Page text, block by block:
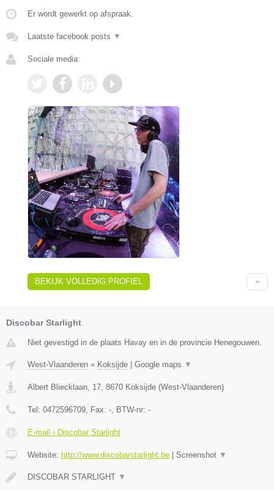
Er wordt gewerkt op afspraak.
Laatste facebook posts ▼
Sociale media:
BEKIJK VOLLEDIG PROFIEL
Discobar Starlight
Niet gevestigd in de plaats Havay en in de provincie Henegouwen.
West-Vlaanderen » Koksijde Google maps ▼
Albert Bliecklaan, 17 8670 Koksijde (West-Vlaanderen)
Tel: 0472596709 , Fax: - , BTW-nr: -
E-mail › Discobar Starlight
Website: http://www.discobarstarlight.be Screenshot ▼
DISCOBAR STARLIGHT ▼